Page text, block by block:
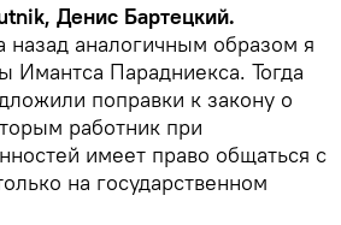
Денис Бартецкий.
назад аналогичным образом я
Имантса Парадниекса. Тогда
поправки к закону о
работник при
имеет право общаться с
на государственном